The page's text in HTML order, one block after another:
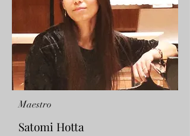
Maestro
Satomi Hotta